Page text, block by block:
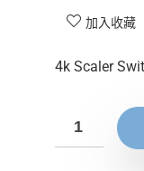
加入收藏
4k Scaler